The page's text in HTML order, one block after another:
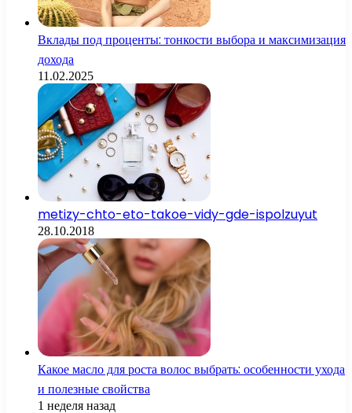
Вклады под проценты: тонкости выбора и максимизация
дохода
11.02.2025
metizy-chto-eto-takoe-vidy-gde-ispolzuyut
28.10.2018
Какое масло для роста волос выбрать: особенности ухода
и полезные свойства
1 неделя назад